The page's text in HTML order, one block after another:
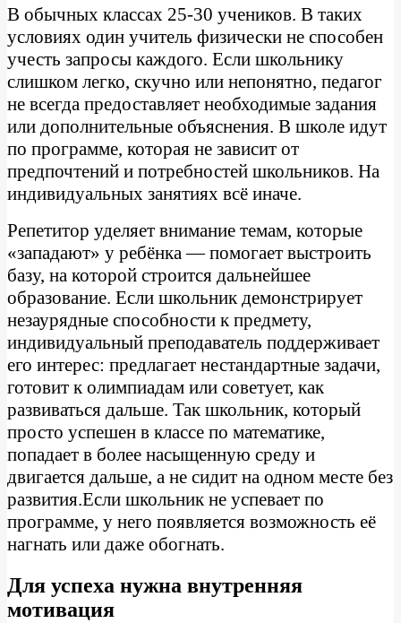
В обычных классах 25-30 учеников. В таких
условиях один учитель физически не способен
учесть запросы каждого. Если школьнику
слишком легко, скучно или непонятно, педагог
не всегда предоставляет необходимые задания
или дополнительные объяснения. В школе идут
по программе, которая не зависит от
предпочтений и потребностей школьников. На
индивидуальных занятиях всё иначе.
Репетитор уделяет внимание темам, которые
«западают» у ребёнка — помогает выстроить
базу, на которой строится дальнейшее
образование. Если школьник демонстрирует
незаурядные способности к предмету,
индивидуальный преподаватель поддерживает
его интерес: предлагает нестандартные задачи,
готовит к олимпиадам или советует, как
развиваться дальше. Так школьник, который
просто успешен в классе по математике,
попадает в более насыщенную среду и
двигается дальше, а не сидит на одном месте без
развития.Если школьник не успевает по
программе, у него появляется возможность её
нагнать или даже обогнать.
Для успеха нужна внутренняя
мотивация